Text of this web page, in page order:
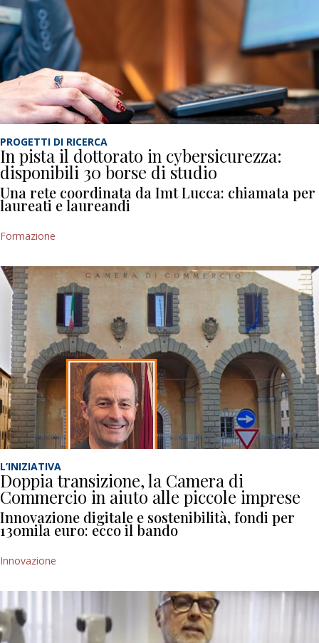
PROGETTI DI RICERCA
In pista il dottorato in cybersicurezza:
disponibili 30 borse di studio
Una rete coordinata da Imt Lucca: chiamata per
laureati e laureandi
Formazione
L’INIZIATIVA
Doppia transizione, la Camera di
Commercio in aiuto alle piccole imprese
Innovazione digitale e sostenibilità, fondi per
130mila euro: ecco il bando
Innovazione